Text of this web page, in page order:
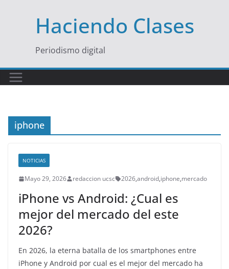
contenidoHaciendo Clases
Periodismo digital
iphone
NOTICIAS
Mayo 29, 2026 redaccion ucsc 2026,android,iphone,mercado
iPhone vs Android: ¿Cual es
mejor del mercado del este
2026?
En 2026, la eterna batalla de los smartphones entre
iPhone y Android por cual es el mejor del mercado ha